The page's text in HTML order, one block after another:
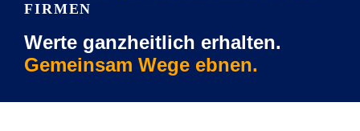
FIRMEN
Werte ganzheitlich erhalten.
Gemeinsam Wege ebnen.